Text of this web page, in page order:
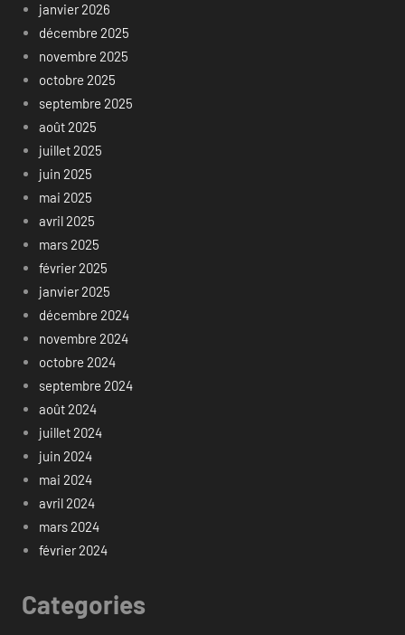
janvier 2026
décembre 2025
novembre 2025
octobre 2025
septembre 2025
août 2025
juillet 2025
juin 2025
mai 2025
avril 2025
mars 2025
février 2025
janvier 2025
décembre 2024
novembre 2024
octobre 2024
septembre 2024
août 2024
juillet 2024
juin 2024
mai 2024
avril 2024
mars 2024
février 2024
Categories